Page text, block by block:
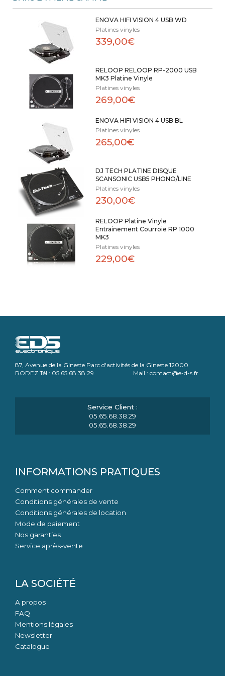
ENOVA HIFI VISION 4 USB WD
Platines vinyles
339,00€
RELOOP RELOOP RP-2000 USB
MK3 Platine Vinyle
Platines vinyles
269,00€
ENOVA HIFI VISION 4 USB BL
Platines vinyles
265,00€
DJ TECH PLATINE DISQUE
SCANSONIC USB5 PHONO/LINE
Platines vinyles
230,00€
RELOOP Platine Vinyle
Entrainement Courroie RP 1000
MK3
Platines vinyles
229,00€
87, Avenue de la Gineste Parc d'activités de la Gineste 12000
RODEZ Tél : 05.65.68.38.29 Mail : contact@e-d-s.fr
05.65.68.38.29
05.65.68.38.29
INFORMATIONS PRATIQUES
Comment commander
Conditions générales de vente
Conditions générales de location
Mode de paiement
Nos garanties
Service après-vente
LA SOCIÉTÉ
A propos
FAQ
Mentions légales
Newsletter
Catalogue